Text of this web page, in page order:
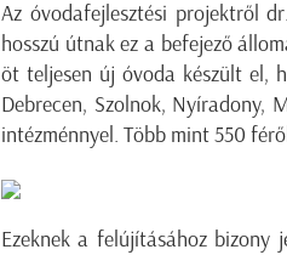
Az óvodafejlesztési projektről
hosszú útnak ez a befejező
öt teljesen új óvoda készült el,
Debrecen, Szolnok, Nyíradony,
intézménnyel. Több mint 550
Ezeknek a felújításához bizony